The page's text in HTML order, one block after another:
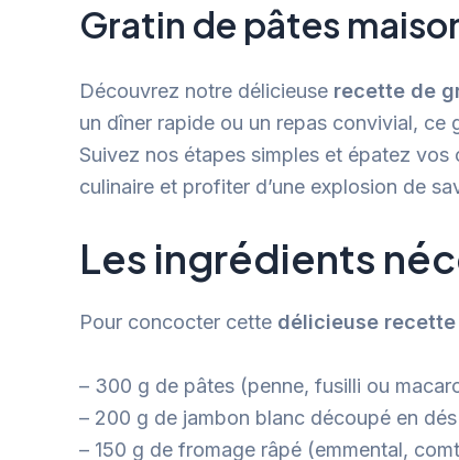
Gratin de pâtes
Découvrez notre délicieuse recette de
un dîner rapide ou un repas convivial,
Suivez nos étapes simples et épatez
culinaire et profiter d’une explosion de
Les ingrédients
Pour concocter cette délicieuse
– 300 g de pâtes (penne, fusilli ou
– 200 g de jambon blanc découpé en dés
– 150 g de fromage râpé (emmental,